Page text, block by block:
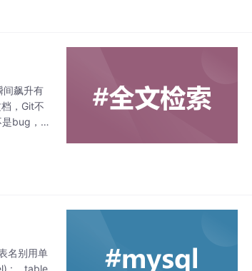
间飙升有
，Git不
bug，是
名别用单
: __table